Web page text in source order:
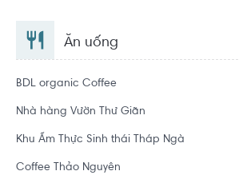
Ăn uống
BDL organic Coffee
Nhà hàng Vườn Thư Giãn
Khu Ẩm Thực Sinh thái Tháp Ngà
Coffee Thảo Nguyên